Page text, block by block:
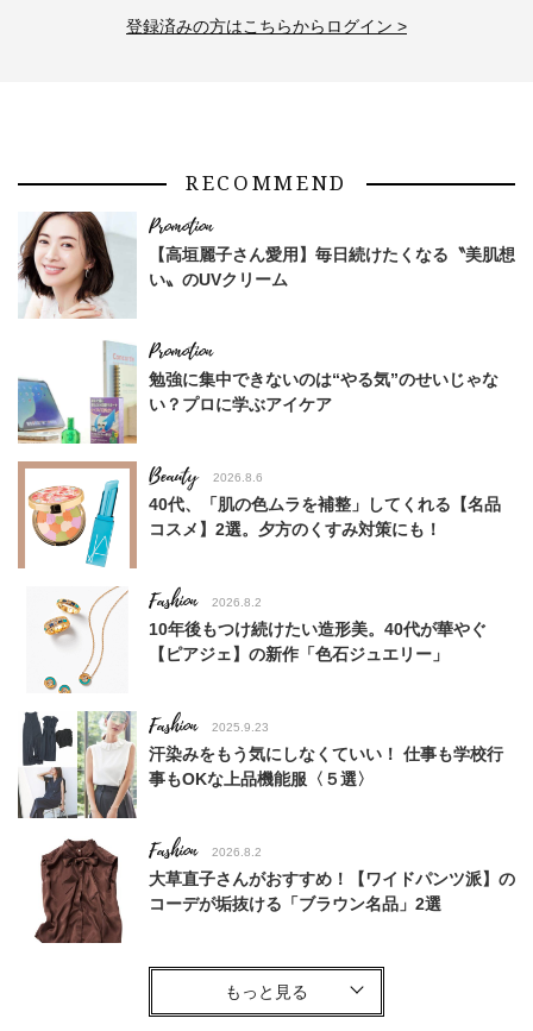
登録済みの方はこちらからログイン >
RECOMMEND
【高垣麗子さん愛用】毎日続けたくなる〝美肌想
い〟のUVクリーム
勉強に集中できないのは“やる気”のせいじゃな
い？プロに学ぶアイケア
Beauty 2026.8.6
40代、「肌の色ムラを補整」してくれる【名品
コスメ】2選。夕方のくすみ対策にも！
Fashion 2026.8.2
10年後もつけ続けたい造形美。40代が華やぐ
【ピアジェ】の新作「色石ジュエリー」
Fashion 2025.9.23
汗染みをもう気にしなくていい！ 仕事も学校行
事もOKな上品機能服〈５選〉
Fashion 2026.8.2
大草直子さんがおすすめ！【ワイドパンツ派】の
コーデが垢抜ける「ブラウン名品」2選
Lifestyle
【韓国お土産】行ったら必ずチェック！渡韓マニ